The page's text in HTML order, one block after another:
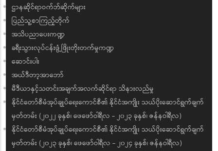
ဌာနဆိုင်ရာဝက်ဘ်ဆိုက်များ
ပြည်သူ့စာကြည့်တိုက်
အသိပညာပေးကဏ္ဍ
ခရီးသွားလုပ်ငန်းဖွံ့ဖြိုးတိုးတက်မှုကဏ္ဍ
ဆောင်းပါး
အယ်ဒီတာ့အာဘော်
မီဒီယာနှင့်သတင်းအချက်အလက်ဆိုင်ရာ သိနားလည်မှု
နိုင်ငံတော်စီမံအုပ်ချုပ်ရေးကောင်စီ၏ နိုင်ငံအကျိုး သယ်ပိုးဆောင်ရွက်ချက်
မှတ်တမ်း (၂၀၂၂ ခုနှစ်၊ ဖေဖော်ဝါရီလ - ၂၀၂၃ ခုနှစ်၊ ဇန်နဝါရီလ)
နိုင်ငံတော်စီမံအုပ်ချုပ်ရေးကောင်စီ၏ နိုင်ငံအကျိုး သယ်ပိုးဆောင်ရွက်ချက်
မှတ်တမ်း (၂၀၂၃ ခုနှစ်၊ ဖေဖော်ဝါရီလ - ၂၀၂၄ ခုနှစ်၊ ဇန်နဝါရီလ)